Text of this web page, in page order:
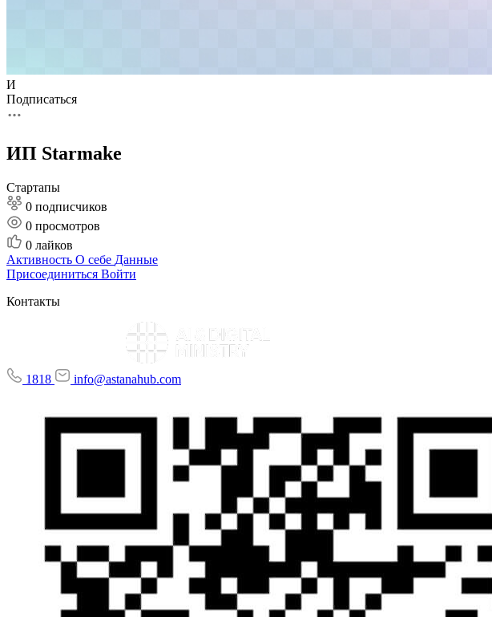
И
Подписаться
ИП Starmake
Стартапы
0 подписчиков
0 просмотров
0 лайков
Активность О себе Данные
Присоединиться Войти
Контакты
1818 info@astanahub.com